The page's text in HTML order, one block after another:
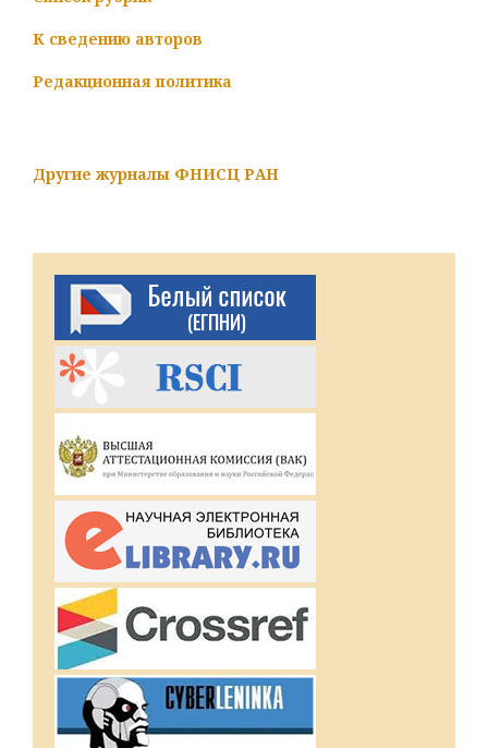
К сведению авторов
Редакционная политика
Другие журналы ФНИСЦ РАН